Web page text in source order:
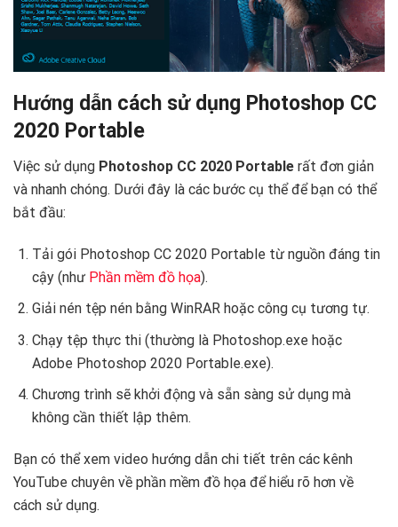
Hướng dẫn cách sử dụng Photoshop CC
2020 Portable
Việc sử dụng Photoshop CC 2020 Portable rất đơn giản
và nhanh chóng. Dưới đây là các bước cụ thể để bạn có thể
bắt đầu:
Tải gói Photoshop CC 2020 Portable từ nguồn đáng tin
cậy (như Phần mềm đồ họa).
Giải nén tệp nén bằng WinRAR hoặc công cụ tương tự.
Chạy tệp thực thi (thường là Photoshop.exe hoặc
Adobe Photoshop 2020 Portable.exe).
Chương trình sẽ khởi động và sẵn sàng sử dụng mà
không cần thiết lập thêm.
Bạn có thể xem video hướng dẫn chi tiết trên các kênh
YouTube chuyên về phần mềm đồ họa để hiểu rõ hơn về
cách sử dụng.